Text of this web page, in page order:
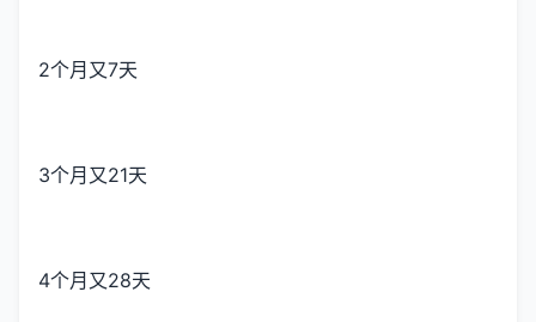
2个月又7天
3个月又21天
4个月又28天